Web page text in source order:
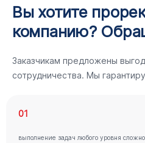
Вы хотите
компанию?
Заказчикам предложены
сотрудничества. Мы
01
выполнение задач любого уровня